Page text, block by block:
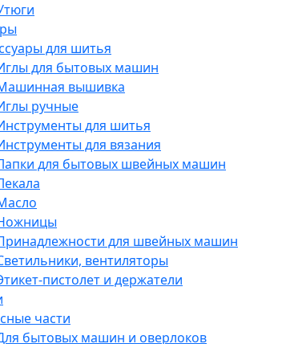
для шитья
для бытовых машин
вышивка
ручные
для шитья
для вязания
для бытовых швейных машин
для швейных машин
вентиляторы
пистолет и держатели
части
бытовых машин и оверлоков